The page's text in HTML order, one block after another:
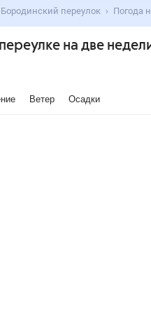
Бородинский переулок Погода
на две
Ветер Осадки